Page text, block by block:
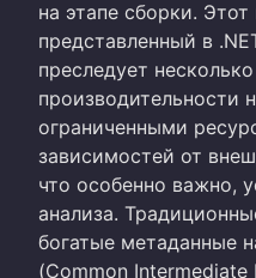
на этапе сборки.
представленный в
преследует
производительности
ограниченными
зависимостей от
что особенно важно,
анализа.
богатые метаданные
(Common Intermediate